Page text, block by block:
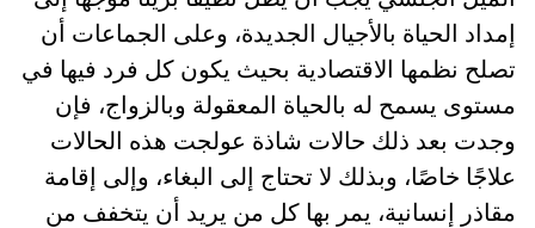
إمداد الحياة بالأجيال الجديدة، وعلى الجماعات أن
تصلح نظمها الاقتصادية بحيث يكون كل فرد فيها في
مستوى يسمح له بالحياة المعقولة وبالزواج، فإن
وجدت بعد ذلك حالات شاذة عولجت هذه الحالات
علاجًا خاصًا، وبذلك لا تحتاج إلى البغاء، وإلى إقامة
مقاذر إنسانية، يمر بها كل من يريد أن يتخفف من